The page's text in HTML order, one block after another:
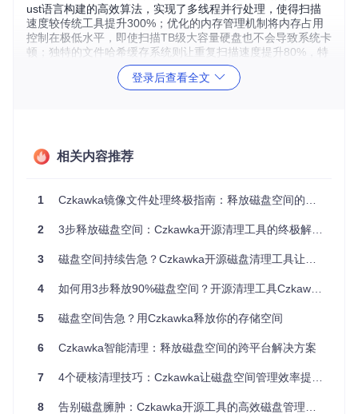
ust语言构建的高效算法，实现了多线程并行处理，使得扫描
速度较传统工具提升300%；优化的内存管理机制将内存占用
控制在极低水平，即使扫描TB级大容量硬盘也不会导致系统卡
顿；独特的文件哈希缓存系统则让重复扫描速度提升80%，特
别适合定期维护场景。
一致的用户体验和功能支持。不同于某些工具仅支持特定平
想选择，无论是个人电脑、工作站还是服务器环境，都能轻松
场景化应用：解决真实环境中的存储难题
重复文件清理：终结"下载了就忘"的存储浪费
耗时且容易遗漏。
解决方案：Czkawka的重复文件查找功能通过多级比对机制
日期等多维度筛选。
验证方法：扫描完成后，系统会生成重复文件组列表，显示每
登录后查看全文
相关内容推荐
1 Czkawka镜像文件处理终极指南：释放磁盘空间的完整解决方案
2 3步释放磁盘空间：Czkawka开源清理工具的终极解决方案
3 磁盘空间持续告急？Czkawka开源磁盘清理工具让你的存储空间重获新生
4 如何用3步释放90%磁盘空间？开源清理工具Czkawka实战指南
5 磁盘空间告急？用Czkawka释放你的存储空间
6 Czkawka智能清理：释放磁盘空间的跨平台解决方案
7 4个硬核清理技巧：Czkawka让磁盘空间管理效率提升300%
8 告别磁盘臃肿：Czkawka开源工具的高效磁盘管理全攻略